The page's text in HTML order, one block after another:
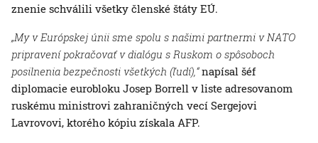
znenie schválili všetky členské štáty EÚ.
„My v Európskej únii sme spolu s našimi partnermi v NATO
pripravení pokračovať v dialógu s Ruskom o spôsoboch
posilnenia bezpečnosti všetkých (ľudí),“napísal šéf
diplomacie eurobloku Josep Borrell v liste adresovanom
ruskému ministrovi zahraničných vecí Sergejovi
Lavrovovi, ktorého kópiu získala AFP.